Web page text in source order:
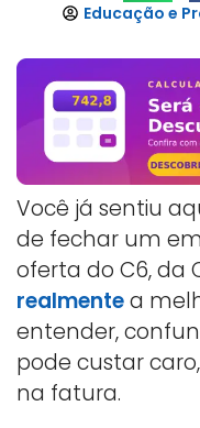
Educação e
Você já sentiu
de fechar um
oferta do C6, da
realmentea
entender,
pode custar
na fatura.